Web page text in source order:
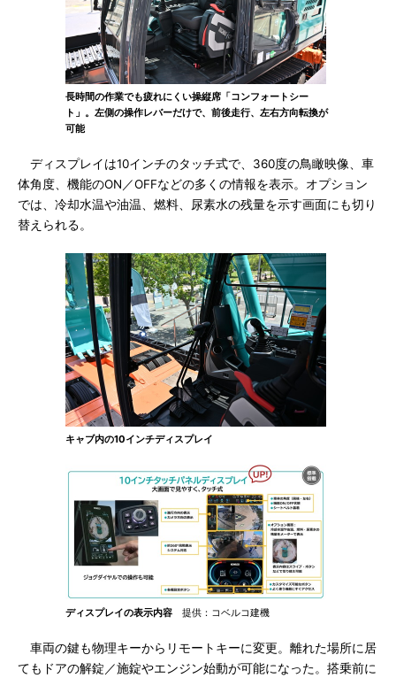
長時間の作業でも疲れにくい操縦席「コンフォートシー
ト」。左側の操作レバーだけで、前後走行、左右方向転換が
可能
ディスプレイは10インチのタッチ式で、360度の鳥瞰映像、車
体角度、機能のON／OFFなどの多くの情報を表示。オプション
では、冷却水温や油温、燃料、尿素水の残量を示す画面にも切り
替えられる。
キャブ内の10インチディスプレイ
ディスプレイの表示内容 提供：コベルコ建機
車両の鍵も物理キーからリモートキーに変更。離れた場所に居
てもドアの解錠／施錠やエンジン始動が可能になった。搭乗前に